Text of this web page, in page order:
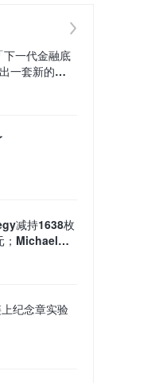
下一代金融底
一套新的
减持1638枚
；Michael
任何比特
与个人持仓
纪念章实验